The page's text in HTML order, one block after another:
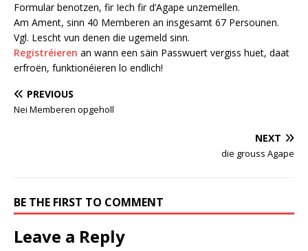
Formular benotzen, fir Iech fir d’Agape unzemellen.
Am Ament, sinn 40 Memberen an insgesamt 67 Persounen.
Vgl. Lescht vun denen die ugemeld sinn.
Registréieren an wann een säin Passwuert vergiss huet, daat
erfroën, funktionéieren lo endlich!
PREVIOUS
Nei Memberen opgeholl
NEXT
die grouss Agape
BE THE FIRST TO COMMENT
Leave a Reply